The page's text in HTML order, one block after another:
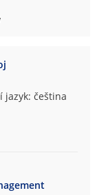
jazyk: čeština